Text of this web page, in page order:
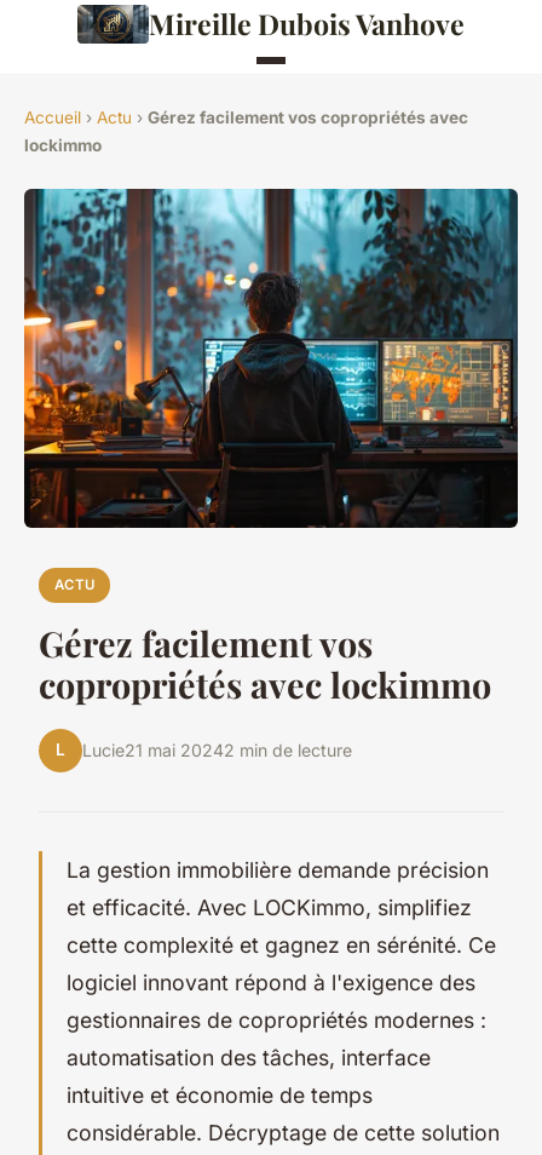
Mireille Dubois Vanhove
Accueil › Actu › Gérez facilement vos copropriétés avec
lockimmo
ACTU
Gérez facilement vos
copropriétés avec lockimmo
L Lucie21 mai 20242 min de lecture
La gestion immobilière demande précision
et efficacité. Avec LOCKimmo, simplifiez
cette complexité et gagnez en sérénité. Ce
logiciel innovant répond à l'exigence des
gestionnaires de copropriétés modernes :
automatisation des tâches, interface
intuitive et économie de temps
considérable. Décryptage de cette solution